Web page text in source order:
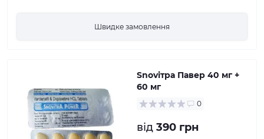
Швидке замовлення
Snovітра Павер 40 мг +
60 мг
0
від 390 грн